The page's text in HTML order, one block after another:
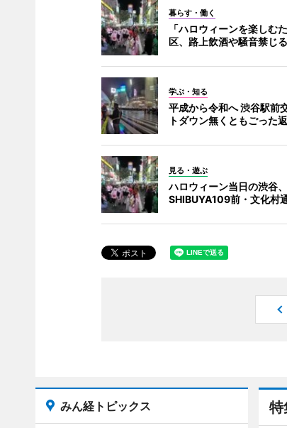
暮らす・働く
「ハロウィーンを楽しむ
区、路上飲酒や騒音禁じ
学ぶ・知る
平成から令和へ 渋谷駅前
トダウン無くともごった
見る・遊ぶ
ハロウィーン当日の渋谷
SHIBUYA109前・文化村
特
みん経トピックス